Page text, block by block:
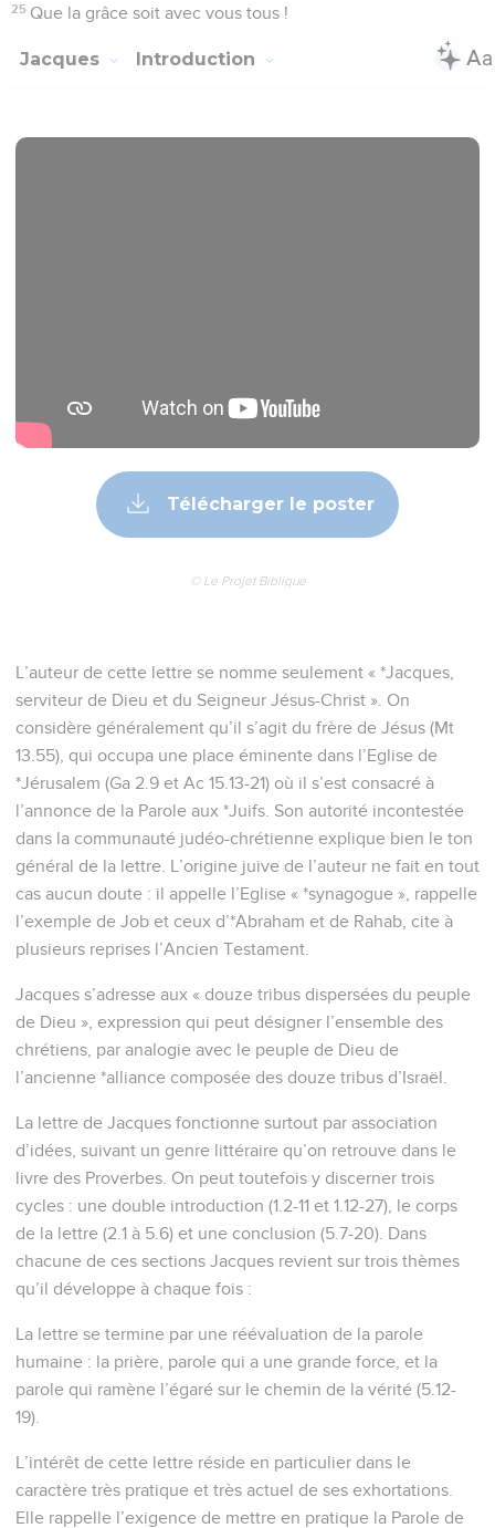
25 Que la grâce soit avec vous tous !
Jacques Introduction
Télécharger le poster
© Le Projet Biblique
L’auteur de cette lettre se nomme seulement « *Jacques,
serviteur de Dieu et du Seigneur Jésus-Christ ». On
considère généralement qu’il s’agit du frère de Jésus (Mt
13.55), qui occupa une place éminente dans l’Eglise de
*Jérusalem (Ga 2.9 et Ac 15.13-21) où il s’est consacré à
l’annonce de la Parole aux *Juifs. Son autorité incontestée
dans la communauté judéo-chrétienne explique bien le ton
général de la lettre. L’origine juive de l’auteur ne fait en tout
cas aucun doute : il appelle l’Eglise « *synagogue », rappelle
l’exemple de Job et ceux d’*Abraham et de Rahab, cite à
plusieurs reprises l’Ancien Testament.
Jacques s’adresse aux « douze tribus dispersées du peuple
de Dieu », expression qui peut désigner l’ensemble des
chrétiens, par analogie avec le peuple de Dieu de
l’ancienne *alliance composée des douze tribus d’Israël.
La lettre de Jacques fonctionne surtout par association
d’idées, suivant un genre littéraire qu’on retrouve dans le
livre des Proverbes. On peut toutefois y discerner trois
cycles : une double introduction (1.2-11 et 1.12-27), le corps
de la lettre (2.1 à 5.6) et une conclusion (5.7-20). Dans
chacune de ces sections Jacques revient sur trois thèmes
qu’il développe à chaque fois :
La lettre se termine par une réévaluation de la parole
humaine : la prière, parole qui a une grande force, et la
parole qui ramène l’égaré sur le chemin de la vérité (5.12-
19).
L’intérêt de cette lettre réside en particulier dans le
caractère très pratique et très actuel de ses exhortations.
Elle rappelle l’exigence de mettre en pratique la Parole de